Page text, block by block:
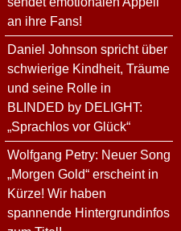
an ihre Fans!
Daniel Johnson spricht über
schwierige Kindheit, Träume
und seine Rolle in
BLINDED by DELIGHT:
„Sprachlos vor Glück“
Wolfgang Petry: Neuer Song
„Morgen Gold“ erscheint in
Kürze! Wir haben
spannende Hintergrundinfos